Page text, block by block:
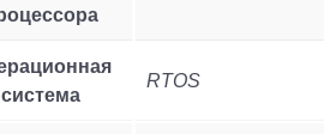
система
RTOS